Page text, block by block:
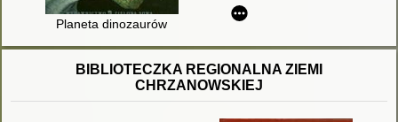
Planeta dinozaurów
BIBLIOTECZKA REGIONALNA ZIEMI
CHRZANOWSKIEJ